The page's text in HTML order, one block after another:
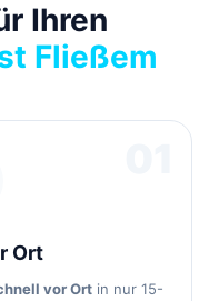
Ihren
Fließem
Ort
vor Ortin nur 15-